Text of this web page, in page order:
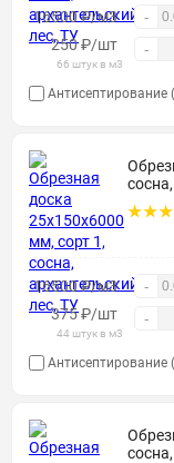
16500 ₽/м3 -
250₽/шт
66 штук в м3
-
Антисептирование (
16500 ₽/м3 -
375₽/шт
44 штук в м3
-
Антисептирование (